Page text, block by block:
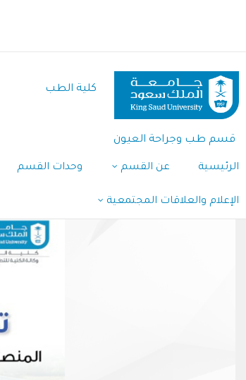
كلية الطب
قسم طب وجراحة العيون
الرئيسية عن القسم وحدات القسم
الإعلام والعلاقات المجتمعية